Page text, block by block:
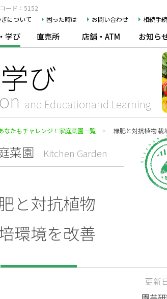
ード：5152
について
困った時は お問い合わせ 相続手
学び 直売所 店舗・ATM お知ら
び
and Educationand Learning
なたもチャレンジ！家庭菜園一覧 緑肥と対抗植物 栽
菜園 Kitchen Garden
と対抗植物
環境を改善
更新